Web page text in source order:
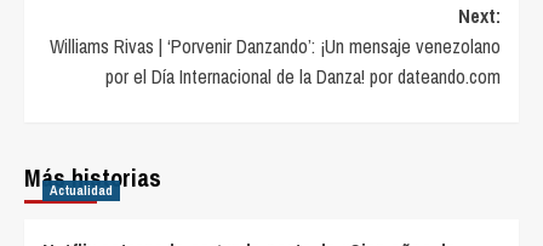
Next:
Williams Rivas | ‘Porvenir Danzando’: ¡Un mensaje venezolano
por el Día Internacional de la Danza! por dateando.com
Más historias
Actualidad